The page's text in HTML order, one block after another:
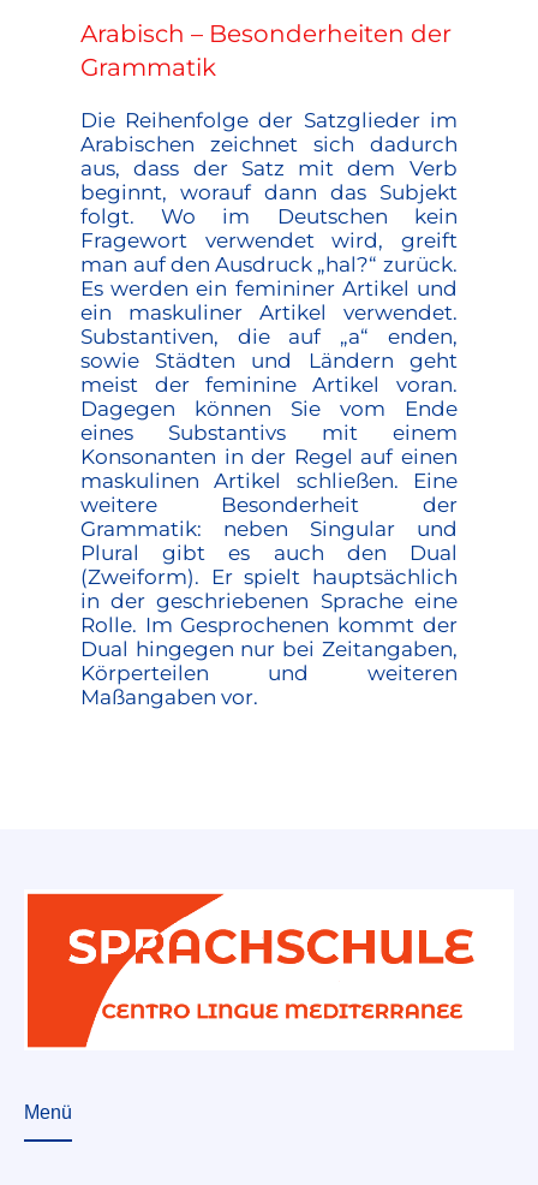
Arabisch – Besonderheiten der
Grammatik
Die Reihenfolge der Satzglieder im
Arabischen zeichnet sich dadurch
aus, dass der Satz mit dem Verb
beginnt, worauf dann das Subjekt
folgt. Wo im Deutschen kein
Fragewort verwendet wird, greift
man auf den Ausdruck „hal?“ zurück.
Es werden ein femininer Artikel und
ein maskuliner Artikel verwendet.
Substantiven, die auf „a“ enden,
sowie Städten und Ländern geht
meist der feminine Artikel voran.
Dagegen können Sie vom Ende
eines Substantivs mit einem
Konsonanten in der Regel auf einen
maskulinen Artikel schließen. Eine
weitere Besonderheit der
Grammatik: neben Singular und
Plural gibt es auch den Dual
(Zweiform). Er spielt hauptsächlich
in der geschriebenen Sprache eine
Rolle. Im Gesprochenen kommt der
Dual hingegen nur bei Zeitangaben,
Körperteilen und weiteren
Maßangaben vor.
Menü